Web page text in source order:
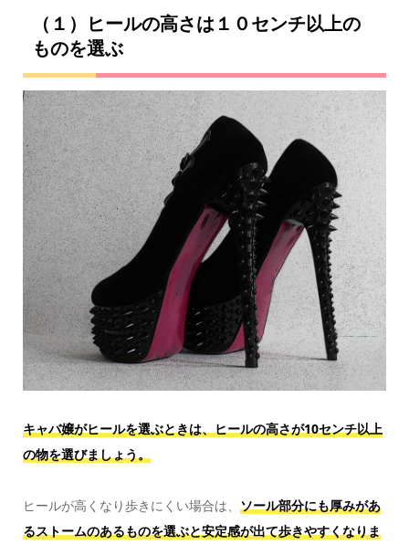
（１）ヒールの高さは１０センチ以上の
ものを選ぶ
キャバ嬢がヒールを選ぶときは、ヒールの高さが10センチ以上
の物を選びましょう。
ヒールが高くなり歩きにくい場合は、 ソール部分にも厚みがあ
るストームのあるものを選ぶと安定感が出て歩きやすくなりま